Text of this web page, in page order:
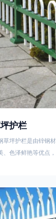
护栏
草坪护栏是由锌钢
、色泽鲜艳等优点
应用在人员行走的
计较为圆滑，减少
在安装前，土木建